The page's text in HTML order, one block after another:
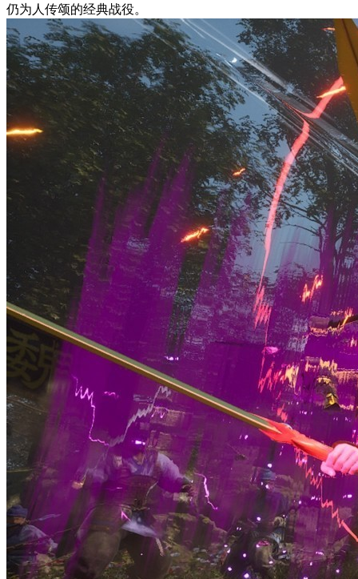
仍为人传颂的经典战役。